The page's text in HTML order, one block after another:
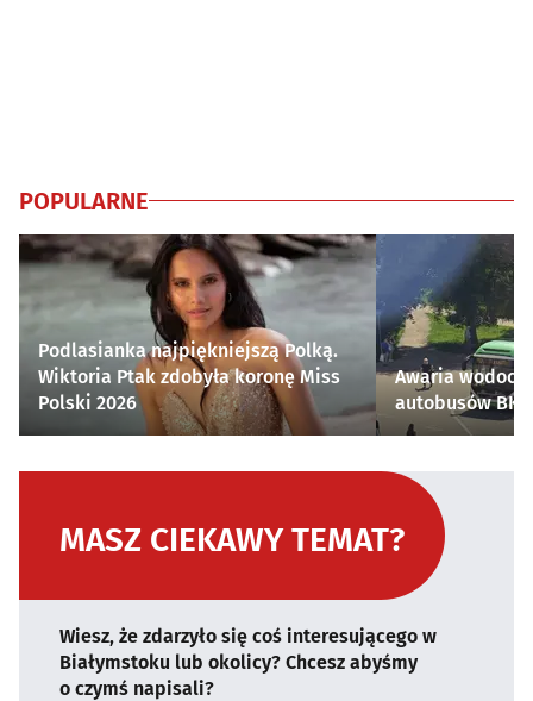
POPULARNE
Podlasianka najpiękniejszą Polką.
Wiktoria Ptak zdobyła koronę Miss
Polski 2026
Awaria
autobusów
MASZ CIEKAWY TEMAT?
Wiesz, że zdarzyło się coś interesującego w
Białymstoku lub okolicy? Chcesz abyśmy
o czymś napisali?